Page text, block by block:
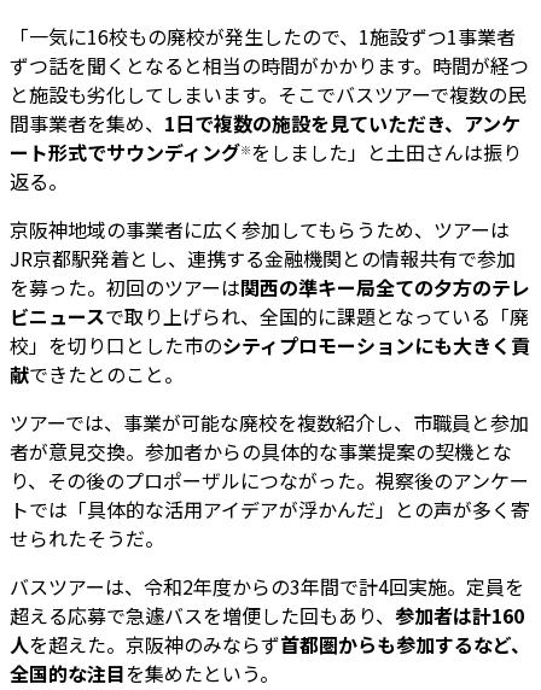
「一気に16校もの廃校が発生したので、1施設ずつ1事業者
ずつ話を聞くとなると相当の時間がかかります。時間が経つ
と施設も劣化してしまいます。そこでバスツアーで複数の民
間事業者を集め、 1日で複数の施設を見ていただき、アンケ
ート形式でサウンディング※をしました」と土田さんは振り
返る。
京阪神地域の事業者に広く参加してもらうため、ツアーは
JR京都駅発着とし、連携する金融機関との情報共有で参加
を募った。初回のツアーは関西の準キー局全ての夕方のテレ
ビニュースで取り上げられ、全国的に課題となっている「廃
校」を切り口とした市のシティプロモーションにも大きく貢
献できたとのこと。
ツアーでは、事業が可能な廃校を複数紹介し、市職員と参加
者が意見交換。参加者からの具体的な事業提案の契機とな
り、その後のプロポーザルにつながった。視察後のアンケー
トでは「具体的な活用アイデアが浮かんだ」との声が多く寄
せられたそうだ。
バスツアーは、令和2年度からの3年間で計4回実施。定員を
超える応募で急遽バスを増便した回もあり、 参加者は計160
人を超えた。京阪神のみならず首都圏からも参加するなど、
全国的な注目を集めたという。